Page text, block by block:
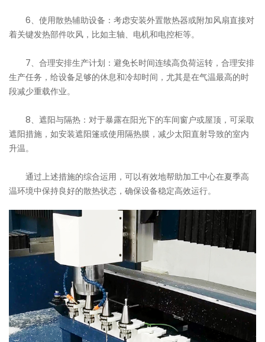
6、使用散热辅助设备：考虑安装外置散热器或附加风扇直接对
着关键发热部件吹风，比如主轴、电机和电控柜等。
7、合理安排生产计划：避免长时间连续高负荷运转，合理安排
生产任务，给设备足够的休息和冷却时间，尤其是在气温最高的时
段减少重载作业。
8、遮阳与隔热：对于暴露在阳光下的车间窗户或屋顶，可采取
遮阳措施，如安装遮阳篷或使用隔热膜，减少太阳直射导致的室内
升温。
通过上述措施的综合运用，可以有效地帮助加工中心在夏季高
温环境中保持良好的散热状态，确保设备稳定高效运行。